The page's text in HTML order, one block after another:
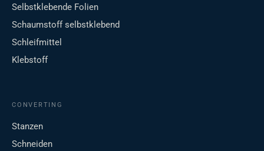
Selbstklebende Folien
Schaumstoff selbstklebend
Schleifmittel
Klebstoff
CONVERTING
Stanzen
Schneiden